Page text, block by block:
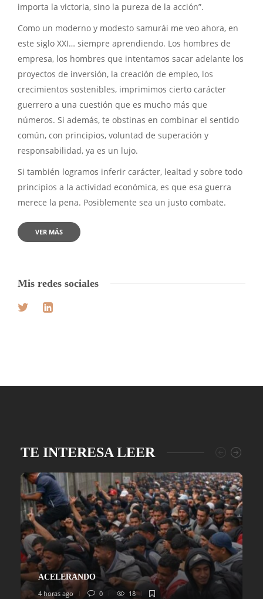
importa la victoria, sino la pureza de la acción”.
Como un moderno y modesto samurái me veo ahora, en
este siglo XXI… siempre aprendiendo. Los hombres de
empresa, los hombres que intentamos sacar adelante los
proyectos de inversión, la creación de empleo, los
crecimientos sostenibles, imprimimos cierto carácter
guerrero a una cuestión que es mucho más que
números. Si además, te obstinas en combinar el sentido
común, con principios, voluntad de superación y
responsabilidad, ya es un lujo.
Si también logramos inferir carácter, lealtad y sobre todo
principios a la actividad económica, es que esa guerra
merece la pena. Posiblemente sea un justo combate.
VER MÁS
Mis redes sociales
TE INTERESA LEER
ACELERANDO
4 horas ago
0 18